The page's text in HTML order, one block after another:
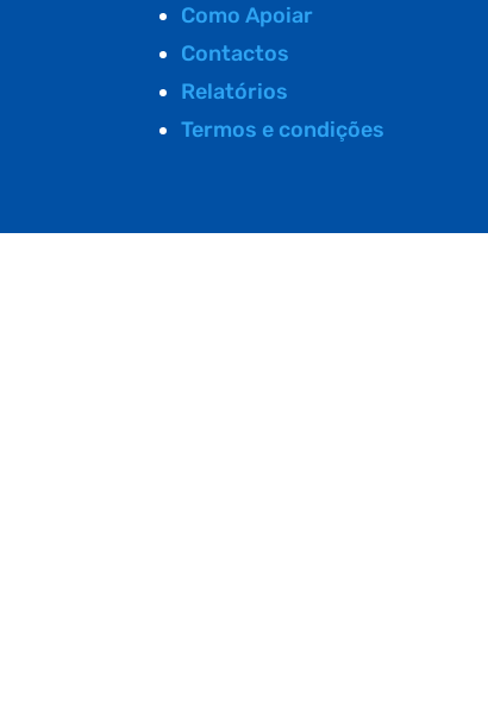
Como Apoiar
Contactos
Relatórios
Termos e condições